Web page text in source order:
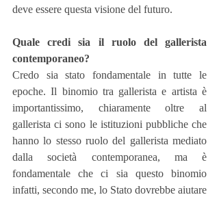
deve essere questa visione del futuro.
Quale credi sia il ruolo del gallerista
contemporaneo?
Credo sia stato fondamentale in tutte le
epoche. Il binomio tra gallerista e artista è
importantissimo, chiaramente oltre al
gallerista ci sono le istituzioni pubbliche che
hanno lo stesso ruolo del gallerista mediato
dalla società contemporanea, ma è
fondamentale che ci sia questo binomio
infatti, secondo me, lo Stato dovrebbe aiutare